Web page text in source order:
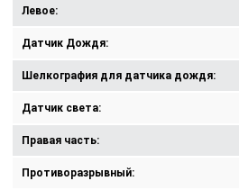
Левое:
Датчик Дождя:
Шелкография для датчика дождя:
Датчик света:
Правая часть:
Противоразрывный: